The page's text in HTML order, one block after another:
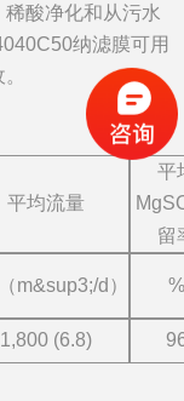
酸净化和从污水
纳滤膜可用
平均流量
平
留
m&sup3;/d） %
1,800 (6.8)